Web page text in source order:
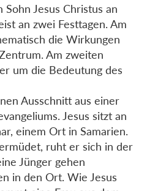
Jesus Christus an
an zwei Festtagen. Am
die Wirkungen
Am zweiten
um die Bedeutung des
Ausschnitt aus einer
Jesus sitzt an
einem Ort in Samarien.
ruht er sich in der
Jünger gehen
in den Ort. Wie Jesus